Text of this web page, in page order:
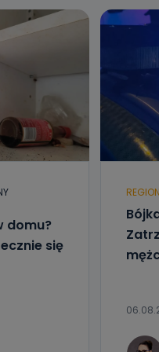
domu?
się
REGION